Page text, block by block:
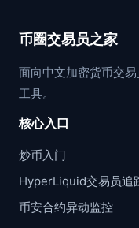
币圈交易员之家
面向中文加密货币交
工具。
核心入口
炒币入门
HyperLiquid交易员追
币安合约异动监控